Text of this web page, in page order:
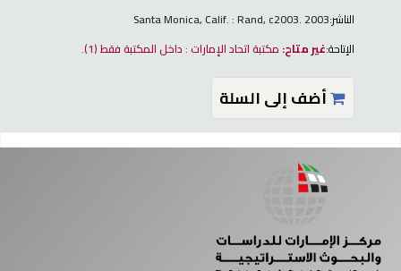
الناشر:Santa Monica, Calif. : Rand, c2003. 2003
الإتاحة:غير متاح: مكتبة اتحاد الإمارات : داخل المكتبة فقط(1).
أضف إلى السلة